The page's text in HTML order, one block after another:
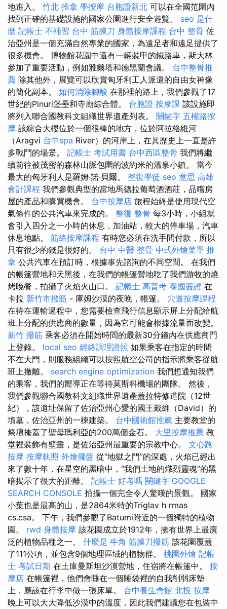
地進入。 竹北 推拿 學按摩 台胞證新北 可以在全國范圍內
找到正確的基礎設施的國家公園進行安全遊覽。 seo 是什
麼 記帳士 不補習 台中 筋膜刀 身體按摩課程 台中 整骨 佐
治亞州是一個充滿自然專業的國家，為遠足者和遠足提供了
很多機會。 博物館花園中還有一輛裝甲的鐵路車，斯大林
參加了重要活動，例如雅爾塔和德黑蘭會議。 台中整骨推
薦 除其他外，展覽可以欣賞匈牙利工人派遣的自由女神像
的簡化副本。 如何消除腳酸 在那裡的路上，我們參觀了17
世紀的Pinuri堡壘和寺廟綜合體。 台胞證 按摩課 該設施即
將列入聯合國教科文組織世界遺產列表。 關鍵字 五權路按
摩 該綜合大樓位於一個很棒的地方，位於阿拉格維河
（Aragvi 台中spa River）的河岸上，在其歷史上一直是許
多戰鬥的場景。 記帳士 考試用書 台中西區整骨 我們將繼
續前往被茂密的森林山脈包圍的波約米的溫泉小鎮。 當今
最大的匈牙利人是羅姆·諾·貝爾。 整復學徒 seo 意思 高雄
會計課程 我們參觀典型的當地馬德拉葡萄酒酒莊，品嚐房
屋的產品和購買機會。 台中按摩店 旅程始終是使用現代空
氣條件的公共汽車來完成的。 整復 整骨 每3小時，小組就
會引入四分之一小時的休息，加油站，較大的停車場，汽車
休息地點。 筋絡按摩課程 有時您必須在洗手間付款，所以
只有很少的錢是很好的。 台中 中醫 整骨 中式外燴菜單 推
拿 公共汽車在預訂時，根據事先諮詢的不同空間。 在我們
的帳篷營地和天黑後，在我們的帳篷營地吃了我們游牧的燒
烤晚餐，拍攝了火焰火山口。 記帳士 高普考 泰國簽證 在
卡拉 新竹市撥筋 - 庫姆沙漠的夜晚，帳篷。 穴道按摩課程
在待在運輸過程中，您需要檢查飛行信息顯示屏上分配給航
班上分配的供應商的數量，因為它可能會根據流量而改變。
新竹 撥筋 乘客必須在開始時間的最新30分鐘內在供應商門
上登錄。 local seo 經絡調理證照 如果乘客在指定的時間
不在大門，則服務組織可以按照航空公司的指示將乘客從航
班上撤離。 search engine optimization 我們想通知我們
的乘客，我們的嚮導正在等待莫斯科機場的團隊。 然後，
我們參觀聯合國教科文組織世界遺產蓋拉特修道院（12世
紀），該遺址保留了佐治亞州心愛的國王戴維（David）的
墳墓，佐治亞州的一棟建築。 台中國術館推薦 主要教堂的
祭壇掩蓋了聖母瑪利亞的200萬個金石。 大里按摩推薦 教
堂裡裝飾有壁畫，是佐治亞州最重要的宗教中心。 文心路
按摩 按摩執照 外燴擺盤 從“地獄之門”的深處，火焰已經出
來了數十年，在星空的黑暗中，“我們土地的熾烈靈魂”的黑
暗揭示了很大的距離。 記帳士 好考嗎 關鍵字 GOOGLE
SEARCH CONSOLE 拍攝一個完全令人驚嘆的景觀。 國家
小葉也是最高的山，是2864米特的Triglav h rmas
cs.csa。 下午，我們參觀了Batumi附近的一個獨特的植物
園。 rwd 身體按摩 該花園成立於1912年，擁有世界上最廣
泛的植物品種之一。 什麼是 牛角 筋膜刀撥筋 該花園覆蓋
了111公頃，並包含9個地理區域的植物群。 桃園外燴 記帳
士 考試日期 在土庫曼斯坦沙漠營地，住宿將在帳篷中。 按
摩店 在帳篷裡，他們會睡在一個睡袋裡的自我削弱床墊
上，應該在行李中做一張床單。 台中養生會館 北投 按摩
晚上可以大大降低沙漠中的溫度，因此我們建議您在包裝中